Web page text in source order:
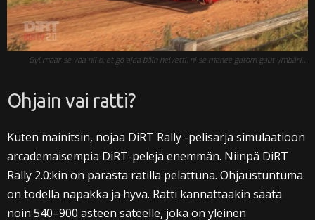
Gyl maar se vaa nii o, et go ajaa bäin helvetti, ni se menee gatom gaut ymbäri…
Ohjain vai ratti?
Kuten mainitsin, nojaa DiRT Rally -pelisarja simulaatioon
arcademaisempia DiRT-pelejä enemmän. Niinpä DiRT
Rally 2.0:kin on parasta ratilla pelattuna. Ohjaustuntuma
on todella napakka ja hyvä. Ratti kannattaakin säätä
noin 540–900 asteen säteelle, joka on yleinen